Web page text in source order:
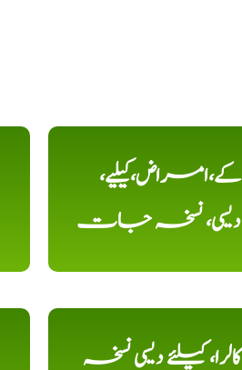
دیسی، نسخہ جات
کیلئے دیسی نسخہ